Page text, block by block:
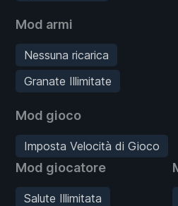
Mod armi
Nessuna ricarica
Granate Illimitate
Mod gioco
Imposta Velocità di Gioco
Mod giocatore
Salute Illimitata